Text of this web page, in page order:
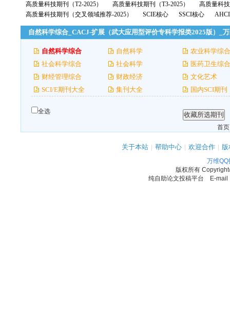
高质量科技期刊（T2-2025）
高质量科技期刊（T3-2025）
高质量科
高质量科技期刊（交叉领域推荐-2025）
SCIE核心 SSCI核心
自然科学综合_CACJ-扩展（武大应用型评价专科学报类2025版）_
自然科学综合 自然科学
农业科学综合
社会科学综合
社会科学
医药卫生综合
财经管理综合
财政经济
文化艺术
SCI/E期刊大全
集刊大全 国内SCI期刊
全选
首
关于本站 | 帮助中心 | 欢迎合作 |
万维
版权所有
纯自助论文投稿平台 E-mail